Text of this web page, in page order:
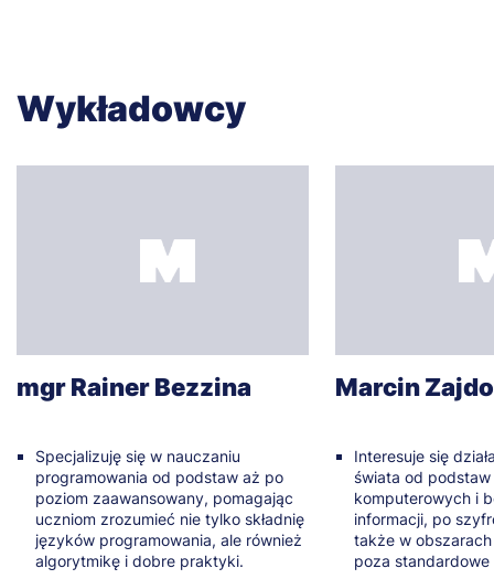
Wykładowcy
mgr Rainer Bezzina
Specjalizuję się w nauczaniu
programowania od podstaw aż po
poziom zaawansowany, pomagając
uczniom zrozumieć nie tylko składnię
języków programowania, ale również
algorytmikę i dobre praktyki.
Marcin
Interesuje się
świata od podstaw
komputerowych i
informacji, po
także w
poza standardowe